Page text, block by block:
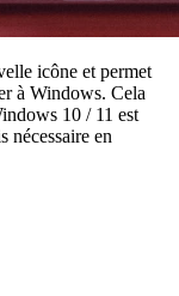
icône et permet
à Windows. Cela
10 / 11 est
nécessaire en